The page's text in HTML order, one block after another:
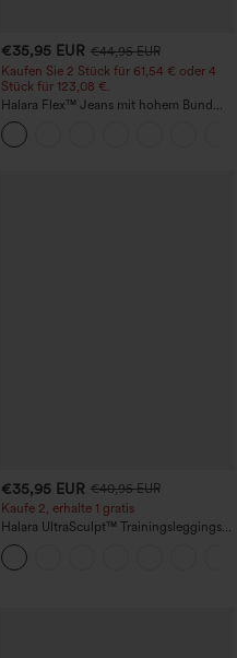
€35,95 EUR €44,95 EUR
Kaufen Sie 2 Stück für 61,54 € oder 4
Stück für 123,08 €.
Halara Flex™ Jeans mit hohem Bund
und Taschen, gewaschener, lässiger
Bootcut
€35,95 EUR €40,95 EUR
Kaufe 2, erhalte 1 gratis
Halara UltraSculpt™ Trainingsleggings
mit hohem Bund – raffende Push-up-
Po-Form, Bauchkontrolle, Taschen und
formende Passform